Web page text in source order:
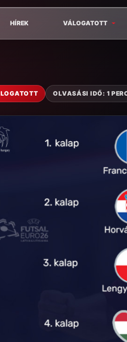
HÍREK VÁLOGATOTT
OLVASÁSI IDŐ: 1